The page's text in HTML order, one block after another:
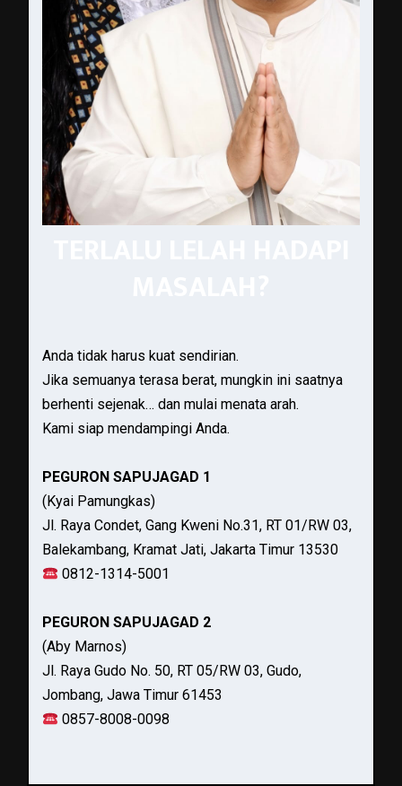
Anda tidak harus kuat sendirian.
Jika semuanya terasa berat, mungkin ini saatnya
berhenti sejenak… dan mulai menata arah.
Kami siap mendampingi Anda.
PEGURON SAPUJAGAD 1
(Kyai Pamungkas)
Jl. Raya Condet, Gang Kweni No.31, RT 01/RW 03,
Balekambang, Kramat Jati, Jakarta Timur 13530
0812-1314-5001
PEGURON SAPUJAGAD 2
(Aby Marnos)
Jl. Raya Gudo No. 50, RT 05/RW 03, Gudo,
Jombang, Jawa Timur 61453
0857-8008-0098